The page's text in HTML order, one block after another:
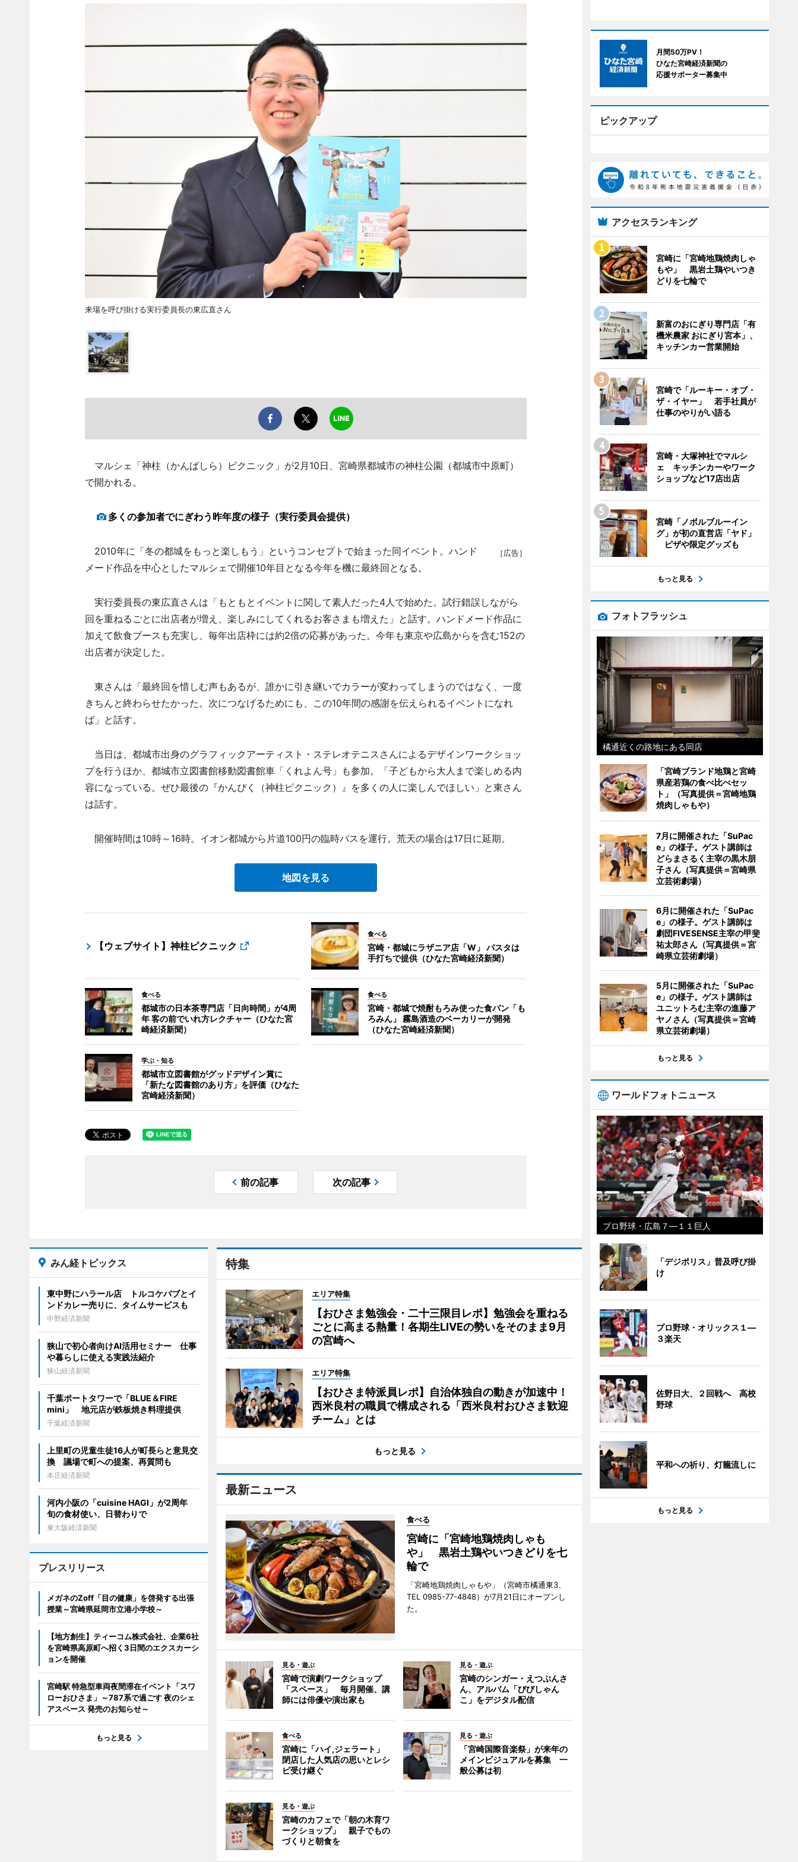
来場を呼び掛ける実行委員長の東広直さん
マルシェ「神柱（かんばしら）ピクニック」が2月10日、宮崎県都城市の神柱公園（都城市中原町）
で開かれる。
多くの参加者でにぎわう昨年度の様子（実行委員会提供）
［広告］
2010年に「冬の都城をもっと楽しもう」というコンセプトで始まった同イベント。ハンド
メード作品を中心としたマルシェで開催10年目となる今年を機に最終回となる。
実行委員長の東広直さんは「もともとイベントに関して素人だった4人で始めた。試行錯誤しながら
回を重ねるごとに出店者が増え、楽しみにしてくれるお客さまも増えた」と話す。ハンドメード作品に
加えて飲食ブースも充実し、毎年出店枠には約2倍の応募があった。今年も東京や広島からを含む152の
出店者が決定した。
東さんは「最終回を惜しむ声もあるが、誰かに引き継いでカラーが変わってしまうのではなく、一度
きちんと終わらせたかった。次につなげるためにも、この10年間の感謝を伝えられるイベントになれ
ば」と話す。
当日は、都城市出身のグラフィックアーティスト・ステレオテニスさんによるデザインワークショッ
プを行うほか、都城市立図書館移動図書館車「くれよん号」も参加。「子どもから大人まで楽しめる内
容になっている。ぜひ最後の『かんぴく（神柱ピクニック）』を多くの人に楽しんでほしい」と東さん
は話す。
開催時間は10時～16時。イオン都城から片道100円の臨時バスを運行。荒天の場合は17日に延期。
地図を見る
【ウェブサイト】神柱ピクニック
食べる
宮崎・都城にラザニア店「W」 パスタは
手打ちで提供（ひなた宮崎経済新聞）
食べる
都城市の日本茶専門店「日向時間」が4周
年 客の前でいれ方レクチャー（ひなた宮
崎経済新聞）
食べる
宮崎・都城で焼酎もろみ使った食パン「も
ろみん」 霧島酒造のベーカリーが開発
（ひなた宮崎経済新聞）
学ぶ・知る
都城市立図書館がグッドデザイン賞に
「新たな図書館のあり方」を評価（ひなた
宮崎経済新聞）
前の記事 次の記事
特集
エリア特集
【おひさま勉強会・二十三限目レポ】勉強会を重ねる
ごとに高まる熱量！各期生LIVEの勢いをそのまま9月
の宮崎へ
エリア特集
【おひさま特派員レポ】自治体独自の動きが加速中！
西米良村の職員で構成される「西米良村おひさま歓迎
チーム」とは
もっと見る
最新ニュース
食べる
宮崎に「宮崎地鶏焼肉しゃも
や」 黒岩土鶏やいつきどりを七
輪で
「宮崎地鶏焼肉しゃもや」（宮崎市橘通東3、
TEL 0985-77-4848）が7月21日にオープンし
た。
見る・遊ぶ
宮崎で演劇ワークショップ
「スペース」 毎月開催、講
師には俳優や演出家も
見る・遊ぶ
宮崎のシンガー・えつぷんさ
ん、アルバム「びびしゃん
こ」をデジタル配信
食べる
宮崎に「ハイ,ジェラート」
閉店した人気店の思いとレシ
ピ受け継ぐ
見る・遊ぶ
「宮崎国際音楽祭」が来年の
メインビジュアルを募集 一
般公募は初
見る・遊ぶ
宮崎のカフェで「朝の木育ワ
ークショップ」 親子でもの
づくりと朝食を
みん経トピックス
東中野にハラール店 トルコケバブとイ
ンドカレー売りに、タイムサービスも
中野経済新聞
狭山で初心者向けAI活用セミナー 仕事
や暮らしに使える実践法紹介
狭山経済新聞
千葉ポートタワーで「BLUE＆FIRE
mini」 地元店が鉄板焼き料理提供
千葉経済新聞
上里町の児童生徒16人が町長らと意見交
換 議場で町への提案、再質問も
本庄経済新聞
河内小阪の「cuisine HAGI」が2周年
旬の食材使い、日替わりで
東大阪経済新聞
プレスリリース
メガネのZoff「目の健康」を啓発する出張
授業～宮崎県延岡市立港小学校～
【地方創生】ティーコム株式会社、企業6社
を宮崎県高原町へ招く3日間のエクスカーシ
ョンを開催
宮崎駅 特急型車両夜間滞在イベント「スワ
ローおひさま」～787系で過ごす 夜のシェ
アスペース 発売のお知らせ～
もっと見る
月間50万PV！
ひなた宮崎経済新聞の
応援サポーター募集中
ピックアップ
アクセスランキング
宮崎に「宮崎地鶏焼肉しゃ
もや」 黒岩土鶏やいつき
どりを七輪で
新富のおにぎり専門店「有
機米農家 おにぎり宮本」、
キッチンカー営業開始
宮崎で「ルーキー・オブ・
ザ・イヤー」 若手社員が
仕事のやりがい語る
宮崎・大塚神社でマルシ
ェ キッチンカーやワーク
ショップなど17店出店
宮崎「ノボルブルーイン
グ」が初の直営店「ヤド」
ピザや限定グッズも
もっと見る
フォトフラッシュ
橘通近くの路地にある同店
「宮崎ブランド地鶏と宮崎
県産若鶏の食べ比べセッ
ト」（写真提供＝宮崎地鶏
焼肉しゃもや）
7月に開催された「SuPac
e」の様子。ゲスト講師は
どらまさるく主宰の黒木朋
子さん（写真提供＝宮崎県
立芸術劇場）
6月に開催された「SuPac
e」の様子。ゲスト講師は
劇団FIVESENSE主宰の甲斐
祐太郎さん（写真提供＝宮
崎県立芸術劇場）
5月に開催された「SuPac
e」の様子。ゲスト講師は
ユニットろむ主宰の進藤ア
ヤノさん（写真提供＝宮崎
県立芸術劇場）
もっと見る
ワールドフォトニュース
プロ野球・広島７―１１巨人
「デジポリス」普及呼び掛
け
プロ野球・オリックス１―
３楽天
佐野日大、２回戦へ 高校
野球
平和への祈り、灯籠流しに
もっと見る